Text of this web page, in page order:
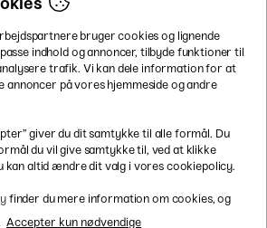
EU
* Specifikkefragtvilkår gælder for
voluminøse varer.
til hele Danmark
bruger cookies og lignende
indhold og annoncer, tilbyde funktioner til
trafik. Vi kan dele information for at
annoncer på vores hjemmeside og andre
giver du dit samtykke til alle formål. Du
du vil give samtykke til, ved at klikke
kan altid ændre dit valg i vores cookiepolicy.
finder du mere information om cookies, og
Accepter kun nødvendige